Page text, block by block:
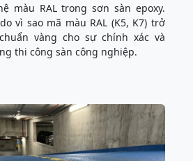
màu RAL trong sơn sàn epoxy.
vì sao mã màu RAL (K5, K7) trở
vàng cho sự chính xác và
thi công sàn công nghiệp.